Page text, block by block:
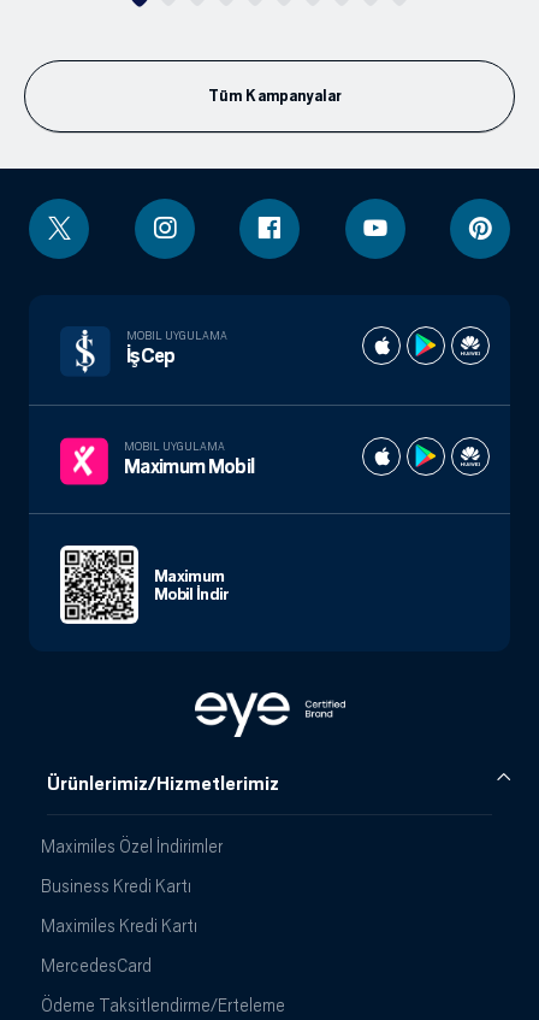
Tüm Kampanyalar
Ürünlerimiz/Hizmetlerimiz
Maximiles Özel İndirimler
Business Kredi Kartı
Maximiles Kredi Kartı
MercedesCard
Ödeme Taksitlendirme/Erteleme
MOBIL UYGULAMA
İşCep
MOBIL UYGULAMA
Maximum Mobil
Maximum
Mobil İndir